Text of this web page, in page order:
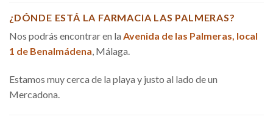
¿DÓNDE ESTÁ LA FARMACIA LAS PALMERAS?
Nos podrás encontrar en la Avenida de las Palmeras, local
1 de Benalmádena, Málaga.
Estamos muy cerca de la playa y justo al lado de un
Mercadona.